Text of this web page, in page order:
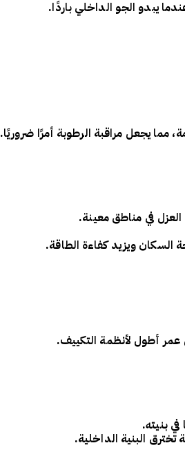
يبدو الجو الداخلي باردًا.
، مما يجعل مراقبة الرطوبة أمرًا ضروريًا.
في مناطق معينة.
السكان ويزيد كفاءة الطاقة.
أطول لأنظمة التكييف.
بنيته.
تخترق البنية الداخلية.